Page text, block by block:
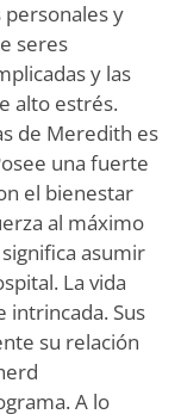
y
seres
y las
alto estrés.
de Meredith es
una fuerte
el bienestar
al máximo
asumir
La vida
Sus
su relación
A lo